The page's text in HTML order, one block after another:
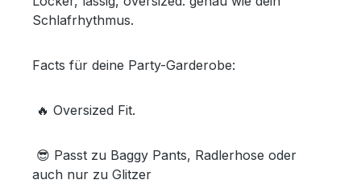
Schlafrhythmus.
Facts für deine Party-Garderobe:
🔥 Oversized Fit.
😎 Passt zu Baggy Pants, Radlerhose oder
auch nur zu Glitzer